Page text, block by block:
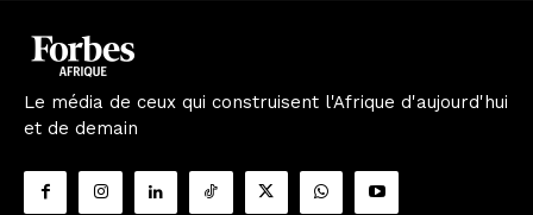
Le média de ceux qui construisent l'Afrique d'aujourd'hui
et de demain